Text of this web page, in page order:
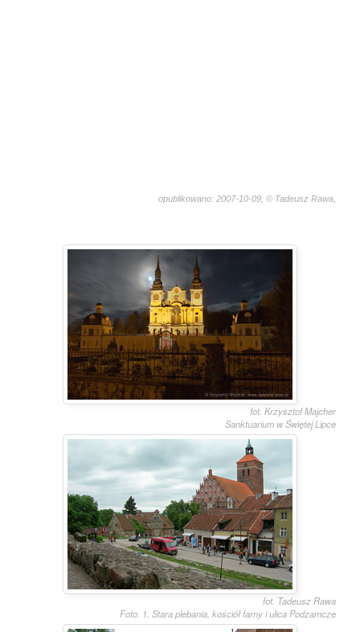
opublikowano: 2007-10-09, © Tadeusz Rawa,
fot. Krzysztof Majcher
Sanktuarium w Świętej Lipce
fot. Tadeusz Rawa
Foto. 1. Stara plebania, kościół farny i ulica Podzamcze